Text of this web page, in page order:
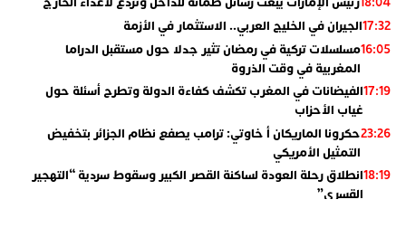
17:32الجيران في الخليج العربي.. الاستثمار في الأزمة
16:05مسلسلات تركية في رمضان تثير جدلا حول مستقبل الدراما
المغربية في وقت الذروة
17:19الفيضانات في المغرب تكشف كفاءة الدولة وتطرح أسئلة حول
غياب الأحزاب
23:26حكرونا الماريكان أ خاوتي: ترامب يصفع نظام الجزائر بتخفيض
التمثيل الأمريكي
18:19انطلاق رحلة العودة لساكنة القصر الكبير وسقوط سردية “التهجير
القسري”